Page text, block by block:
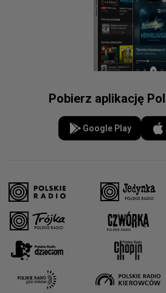
Pobierz aplikację
Google Play